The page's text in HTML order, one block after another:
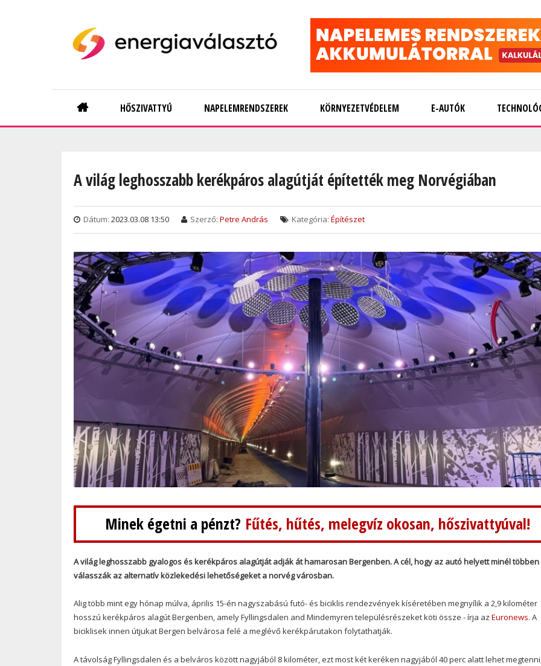
Main
navigation
HŐSZIVATTYÚ NAPELEMRENDSZEREK KÖRNYEZETVÉDELEM E-AUTÓK
A világ leghosszabb kerékpáros alagútját építették meg Norvégiában
Dátum: 2023.03.08 13:50 Szerző: Petre András Kategória: Építészet
Minek égetni a pénzt? Fűtés, hűtés, melegvíz okosan, hőszivattyúval!
A világ leghosszabb gyalogos és kerékpáros alagútját adják át hamarosan Bergenben. A cél, hogy az autó helyett minél többen
válasszák az alternatív közlekedési lehetőségeket a norvég városban.
Alig több mint egy hónap múlva, április 15-én nagyszabású futó- és biciklis rendezvények kíséretében megnyílik a 2,9 kilométer
hosszú kerékpáros alagút Bergenben, amely Fyllingsdalen and Mindemyren településrészeket köti össze - írja az Euronews. A
biciklisek innen útjukat Bergen belvárosa felé a meglévő kerékpárutakon folytathatják.
A távolság Fyllingsdalen és a belváros között nagyjából 8 kilométer, ezt most két keréken nagyjából 40 perc alatt lehet